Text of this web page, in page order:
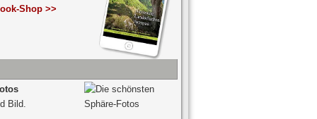
Shop >>
Bild.